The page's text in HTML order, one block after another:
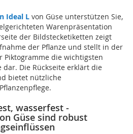
Ideal L von Güse unterstützen Sie,
Warenpräsentation
der Bildstecketiketten zeigt
der Pflanze und stellt in der
Piktogramme die wichtigsten
Die Rückseite erklärt die
bietet nützliche
wasserfest -
Güse sind robust